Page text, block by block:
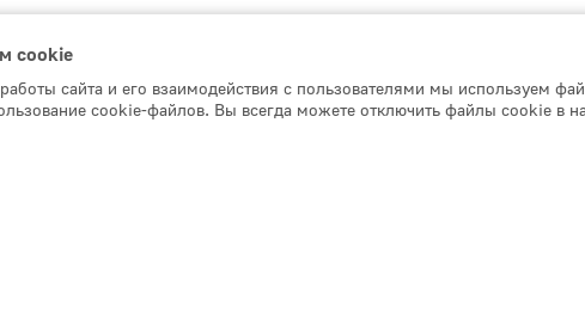
сookie
сайта и его взаимодействия с пользователями мы используем
cookie-файлов. Вы всегда можете отключить файлы cookie в